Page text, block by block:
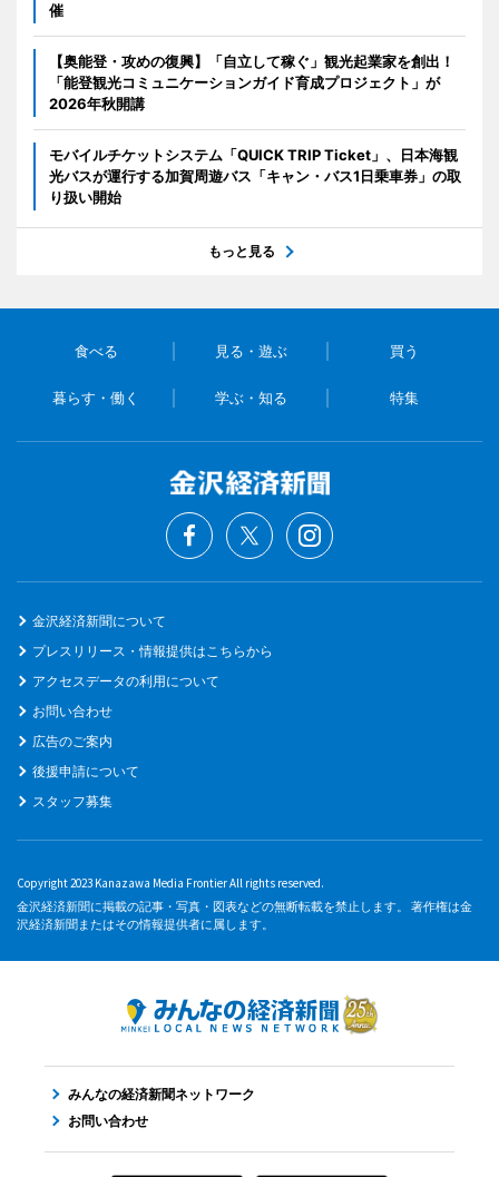
催
【奥能登・攻めの復興】「自立して稼ぐ」観光起業家を創出！
「能登観光コミュニケーションガイド育成プロジェクト」が
2026年秋開講
モバイルチケットシステム「QUICK TRIP Ticket」、日本海観
光バスが運行する加賀周遊バス「キャン・バス1日乗車券」の取
り扱い開始
もっと見る
食べる 見る・遊ぶ 買う
暮らす・働く 学ぶ・知る 特集
金沢経済新聞について
プレスリリース・情報提供はこちらから
アクセスデータの利用について
お問い合わせ
広告のご案内
後援申請について
スタッフ募集
Copyright 2023 Kanazawa Media Frontier All rights reserved.
金沢経済新聞に掲載の記事・写真・図表などの無断転載を禁止します。 著作権は金
沢経済新聞またはその情報提供者に属します。
みんなの経済新聞ネットワーク
お問い合わせ